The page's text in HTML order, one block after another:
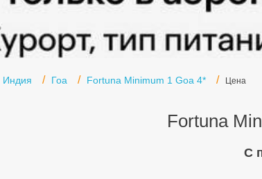
Индия Гоа Fortuna Minimum 1 Goa 4* Цена
Fortuna
C